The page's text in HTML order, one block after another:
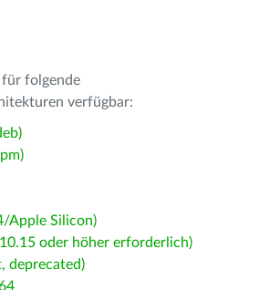
folgende
verfügbar:
Apple Silicon)
oder höher erforderlich)
deprecated)